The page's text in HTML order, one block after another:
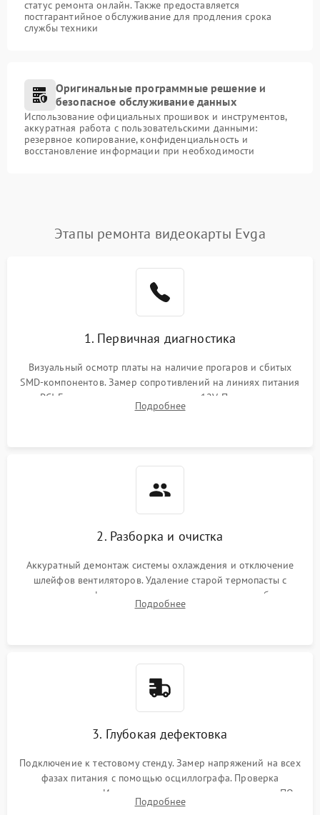
статус ремонта онлайн. Также предоставляется
постгарантийное обслуживание для продления срока
службы техники
Оригинальные программные решение и
безопасное обслуживание данных
Использование официальных прошивок и инструментов,
аккуратная работа с пользовательскими данными:
резервное копирование, конфиденциальность и
восстановление информации при необходимости
Этапы ремонта видеокарты Evga
1. Первичная диагностика
Визуальный осмотр платы на наличие прогаров и сбитых
SMD-компонентов. Замер сопротивлений на линиях питания
PCI-E и дополнительных разъемах 12V. Проверка на
короткое замыкание основных дросселей питания GPU и
Подробнее
2. Разборка и очистка
Аккуратный демонтаж системы охлаждения и отключение
шлейфов вентиляторов. Удаление старой термопасты с
кристалла графического чипа и термопрокладок с банок
памяти и зоны VRM. Очистка платы от пыли и окислов.
Подробнее
3. Глубокая дефектовка
Подключение к тестовому стенду. Замер напряжений на всех
фазах питания с помощью осциллографа. Проверка
инициализации. Использование специализированного ПО
MATS
Подробнее